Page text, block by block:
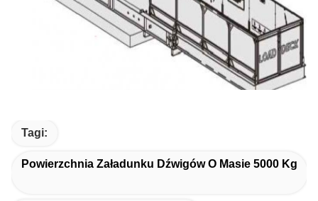
Tagi:
Powierzchnia Załadunku Dźwigów O Masie 5000 Kg